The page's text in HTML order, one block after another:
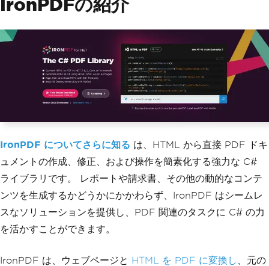
IronPDFの紹介
IronPDF についてさらに知る は、HTML から直接 PDF ドキ
ュメントの作成、修正、および操作を簡素化する強力な C#
ライブラリです。 レポートや請求書、その他の動的なコンテ
ンツを生成するかどうかにかかわらず、IronPDF はシームレ
スなソリューションを提供し、PDF 関連のタスクに C# の力
を活かすことができます。
IronPDF は、ウェブページと HTML を PDF に変換し
、元の